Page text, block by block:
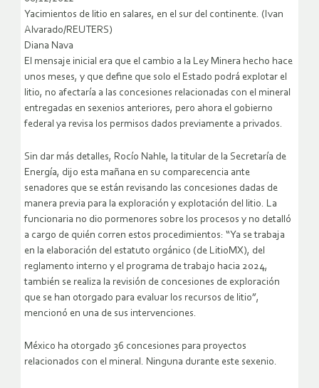
Yacimientos de litio en salares, en el sur del continente. (Ivan
Alvarado/REUTERS)
Diana Nava
El mensaje inicial era que el cambio a la Ley Minera hecho hace
unos meses, y que define que solo el Estado podrá explotar el
litio, no afectaría a las concesiones relacionadas con el mineral
entregadas en sexenios anteriores, pero ahora el gobierno
federal ya revisa los permisos dados previamente a privados.
Sin dar más detalles, Rocío Nahle, la titular de la Secretaría de
Energía, dijo esta mañana en su comparecencia ante
senadores que se están revisando las concesiones dadas de
manera previa para la exploración y explotación del litio. La
funcionaria no dio pormenores sobre los procesos y no detalló
a cargo de quién corren estos procedimientos: “Ya se trabaja
en la elaboración del estatuto orgánico (de LitioMX), del
reglamento interno y el programa de trabajo hacia 2024,
también se realiza la revisión de concesiones de exploración
que se han otorgado para evaluar los recursos de litio”,
mencionó en una de sus intervenciones.
México ha otorgado 36 concesiones para proyectos
relacionados con el mineral. Ninguna durante este sexenio.